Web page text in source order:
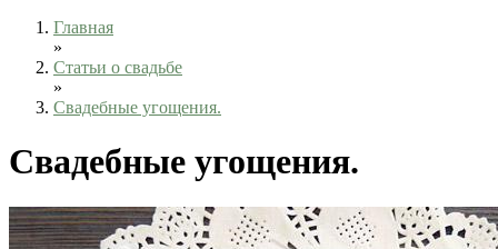
Главная
»
Статьи о свадьбе
»
Свадебные угощения.
Свадебные угощения.